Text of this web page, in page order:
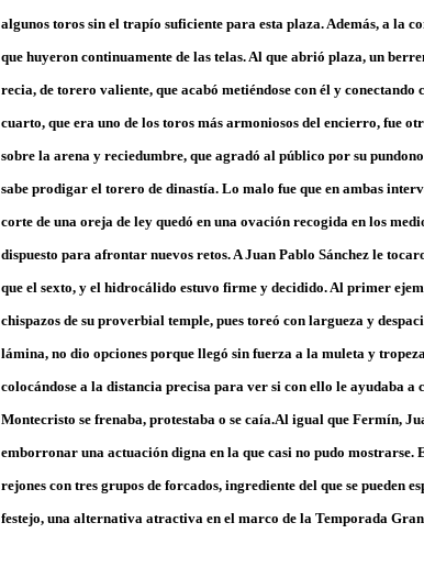
algunos toros sin el trapío suficiente para esta plaza. Además, a la
que huyeron continuamente de las telas. Al que abrió plaza, un
recia, de torero valiente, que acabó metiéndose con él y
cuarto, que era uno de los toros más armoniosos del encierro, fue
sobre la arena y reciedumbre, que agradó al público por su
sabe prodigar el torero de dinastía. Lo malo fue que en ambas
corte de una oreja de ley quedó en una ovación recogida en los
dispuesto para afrontar nuevos retos. A Juan Pablo Sánchez le
que el sexto, y el hidrocálido estuvo firme y decidido. Al primer
chispazos de su proverbial temple, pues toreó con largueza y
lámina, no dio opciones porque llegó sin fuerza a la muleta y
colocándose a la distancia precisa para ver si con ello le ayudaba
Montecristo se frenaba, protestaba o se caía.Al igual que Fermín,
emborronar una actuación digna en la que casi no pudo
rejones con tres grupos de forcados, ingrediente del que se pueden
festejo, una alternativa atractiva en el marco de la Temporada